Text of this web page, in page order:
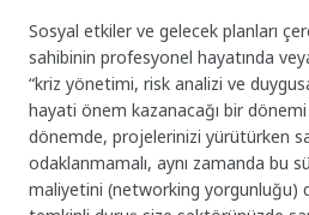
Sosyal etkiler ve gelecek planları
sahibinin profesyonel hayatında
“kriz yönetimi, risk analizi ve
hayati önem kazanacağı bir
dönemde, projelerinizi yürütürken
odaklanmamalı, aynı zamanda bu
maliyetini (networking yorgunluğu)